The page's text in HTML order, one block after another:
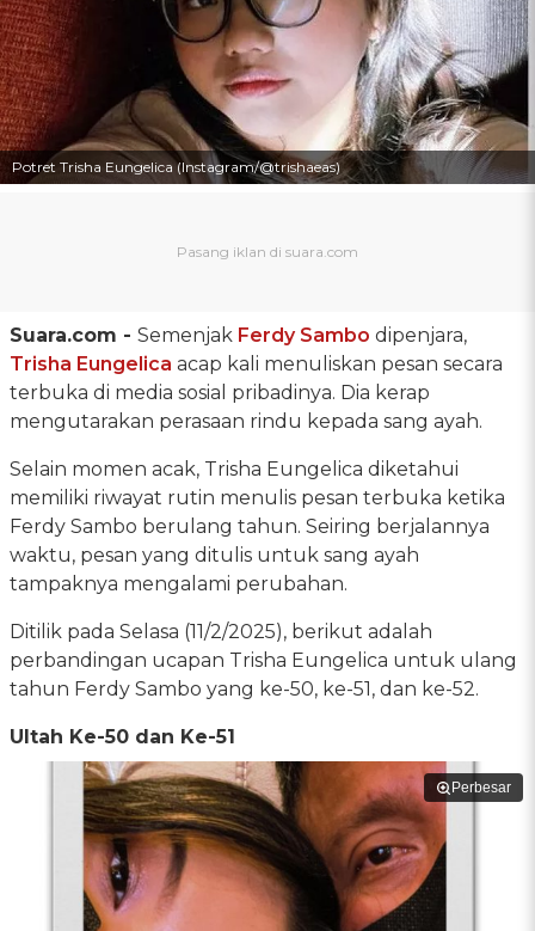
Potret Trisha Eungelica (Instagram/@trishaeas)
Suara.com - Semenjak Ferdy Sambo dipenjara,
Trisha Eungelica acap kali menuliskan pesan secara
terbuka di media sosial pribadinya. Dia kerap
mengutarakan perasaan rindu kepada sang ayah.
Selain momen acak, Trisha Eungelica diketahui
memiliki riwayat rutin menulis pesan terbuka ketika
Ferdy Sambo berulang tahun. Seiring berjalannya
waktu, pesan yang ditulis untuk sang ayah
tampaknya mengalami perubahan.
Ditilik pada Selasa (11/2/2025), berikut adalah
perbandingan ucapan Trisha Eungelica untuk ulang
tahun Ferdy Sambo yang ke-50, ke-51, dan ke-52.
Ultah Ke-50 dan Ke-51
Perbesar